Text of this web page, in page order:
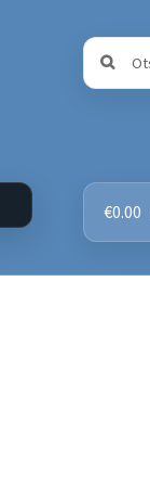
Otsi:
Otsi
€0.00